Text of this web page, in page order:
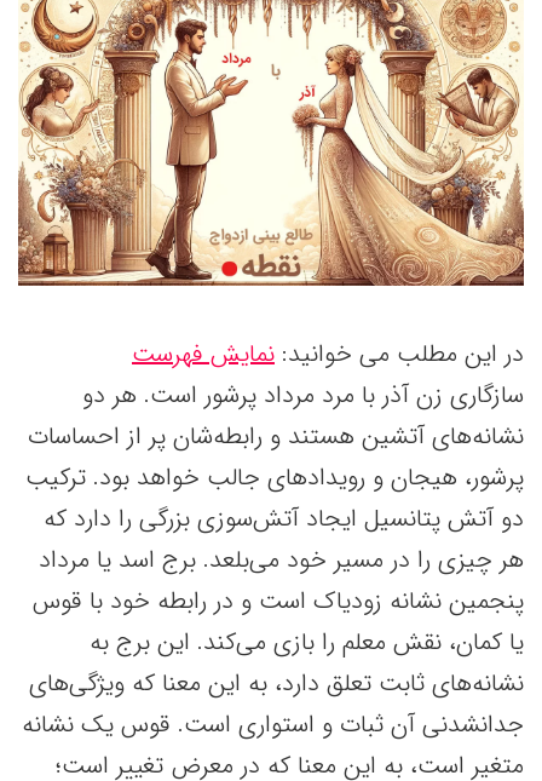
در این مطلب می خوانید: نمایش فهرست
سازگاری زن آذر با مرد مرداد پرشور است. هر دو
نشانه‌های آتشین هستند و رابطه‌شان پر از احساسات
پرشور، هیجان و رویدادهای جالب خواهد بود. ترکیب
دو آتش پتانسیل ایجاد آتش‌سوزی بزرگی را دارد که
هر چیزی را در مسیر خود می‌بلعد. برج اسد یا مرداد
پنجمین نشانه زودیاک است و در رابطه خود با قوس
یا کمان، نقش معلم را بازی می‌کند. این برج به
نشانه‌های ثابت تعلق دارد، به این معنا که ویژگی‌های
جدانشدنی آن ثبات و استواری است. قوس یک نشانه
متغیر است، به این معنا که در معرض تغییر است؛